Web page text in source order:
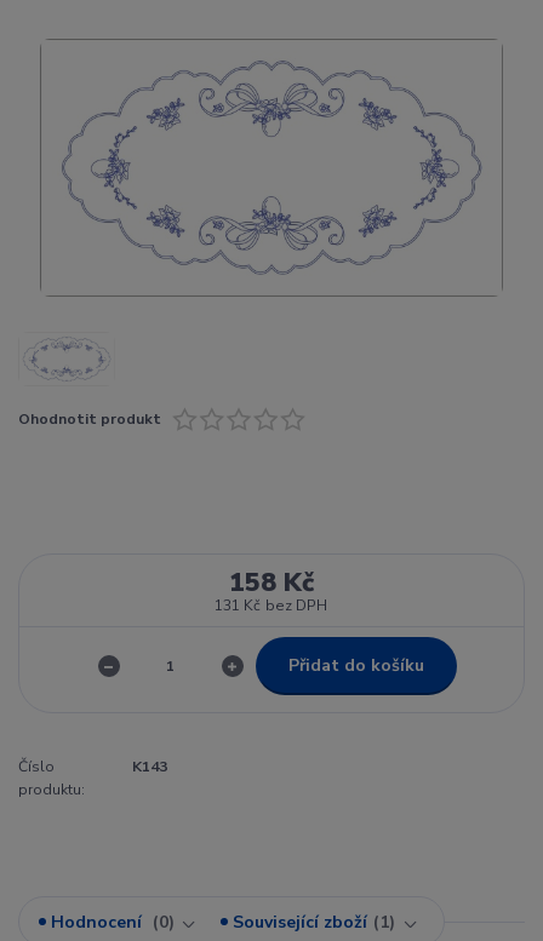
Ohodnotit produkt
158 Kč
131 Kč bez DPH
Přidat do košíku
Číslo
produktu:
K143
Hodnocení 0 Související zboží 1